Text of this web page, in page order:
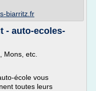
biarritz.fr
- auto-ecoles-
Mons, etc.
école vous
toutes leurs